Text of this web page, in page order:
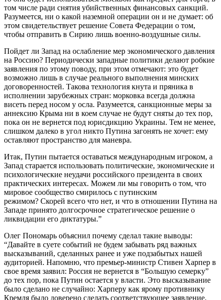
том числе ради снятия убийственных финансовых санкций.
Разумеется, ни о какой наземной операции он и не думает: об
этом свидетельствует решение Совета Федерации о том,
чтобы отправить в Сирию лишь военно-воздушные силы.
Пойдет ли Запад на ослабление мер экономического давления
на Россию? Периодически западные политики делают робкие
заявления по этому поводу, при этом отмечают: это будет
возможно лишь в случае реального выполнения минских
договоренностей. Такова технология кнута и пряника в
исполнении зарубежных стран: морковка всегда должна
висеть перед носом у осла. Разумеется, санкционные меры за
аннексию Крыма ни в коем случае не будут сняты до тех пор,
пока он не вернется под юрисдикцию Украины. Тем не менее,
слишком далеко в угол никто Путина загонять не хочет: ему
оставляют пространство для маневра.
Итак, Путин пытается оставаться международным игроком, а
Запад старается использовать политические, экономические и
психологические неудачи российского президента в своих
практических интересах. Можем ли мы говорить о том, что
мировое сообщество смирилось с путинским
режимом? Скорей всего что нет, и что в отношении Путина на
Западе принято долгосрочное стратегическое решение о
ликвидации его диктатуры.”
Олег Пономарь объяснил почему сделал такие выводы:
“Давайте в суете событий не будем забывать ряд важных
высказываний, сделанных ранее и уже подзабытых нашей
аудиторией. Напомню, что премьер-министр Стивен Харпер в
свое время заявил: Россия не вернется в “Большую семерку”
до тех пор, пока Путин остается у власти. Это высказывание
было сделано не случайно: Харперу как ярому противнику
Кремля было доверено сделать соответствующее заявление,